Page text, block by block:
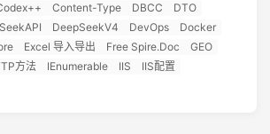
Content-Type DBCC
DTO
DeepSeekV4 DevOps
Docker
Excel 导入导出 Free Spire.Doc
GEO
方法 IEnumerable IIS
IIS配置